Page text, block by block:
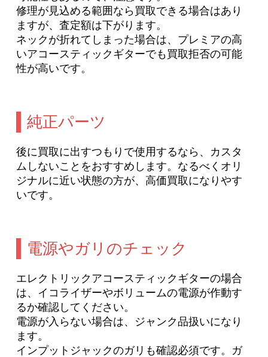
修理が見込める範囲なら買取できる場合はあり
ますが、査定額は下がります。
ネックが折れてしまった場合は、プレミアの高
いアコースティックギターでも買取拒否の可能
性が高いです。
純正パーツ
後に買取に出すつもりで使用するなら、カスタ
ムしないことをおすすめします。なるべくオリ
ジナルに近い状態の方が、高価買取になりやす
いです。
電源やガリのチェック
エレクトリックアコースティックギターの場合
は、イコライザーやボリュームの電源が作動す
るか確認してください。
電源が入らない場合は、ジャンク品扱いになり
ます。
インプットジャックのガリも確認必須です。ガ